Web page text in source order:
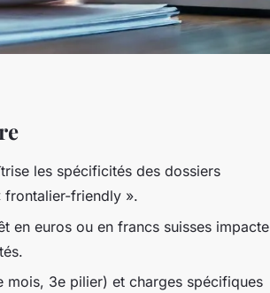
les spécificités des dossiers
frontalier-friendly ».
en euros ou en francs suisses impacte
mois, 3e pilier) et charges spécifiques